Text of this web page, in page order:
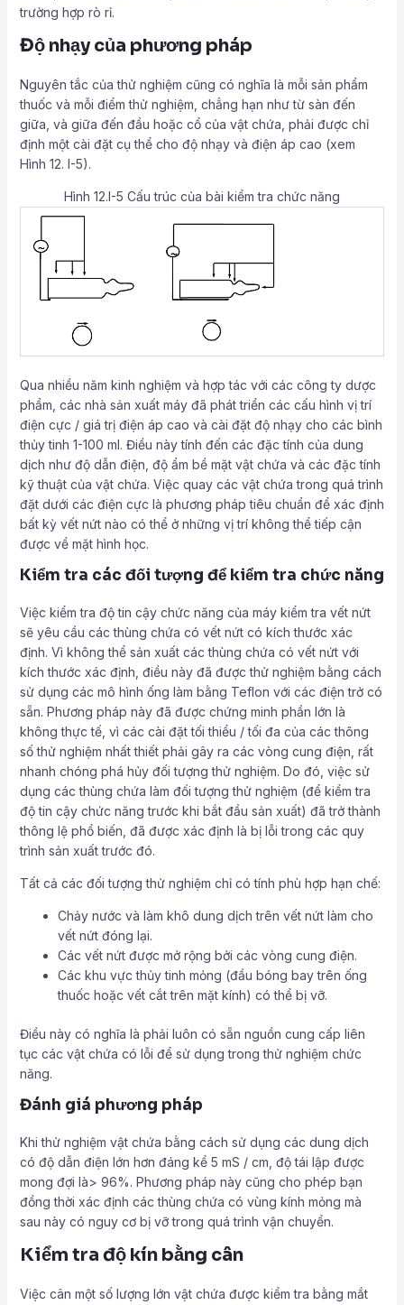
trường hợp rò rỉ.
Độ nhạy của phương pháp
Nguyên tắc của thử nghiệm cũng có nghĩa là mỗi sản phẩm
thuốc và mỗi điểm thử nghiệm, chẳng hạn như từ sàn đến
giữa, và giữa đến đầu hoặc cổ của vật chứa, phải được chỉ
định một cài đặt cụ thể cho độ nhạy và điện áp cao (xem
Hình 12. I-5).
Hình 12.I-5 Cấu trúc của bài kiểm tra chức năng
Qua nhiều năm kinh nghiệm và hợp tác với các công ty dược
phẩm, các nhà sản xuất máy đã phát triển các cấu hình vị trí
điện cực / giá trị điện áp cao và cài đặt độ nhạy cho các bình
thủy tinh 1-100 ml. Điều này tính đến các đặc tính của dung
dịch như độ dẫn điện, độ ẩm bề mặt vật chứa và các đặc tính
kỹ thuật của vật chứa. Việc quay các vật chứa trong quá trình
đặt dưới các điện cực là phương pháp tiêu chuẩn để xác định
bất kỳ vết nứt nào có thể ở những vị trí không thể tiếp cận
được về mặt hình học.
Kiểm tra các đối tượng để kiểm tra chức năng
Việc kiểm tra độ tin cậy chức năng của máy kiểm tra vết nứt
sẽ yêu cầu các thùng chứa có vết nứt có kích thước xác
định. Vì không thể sản xuất các thùng chứa có vết nứt với
kích thước xác định, điều này đã được thử nghiệm bằng cách
sử dụng các mô hình ống làm bằng Teflon với các điện trở có
sẵn. Phương pháp này đã được chứng minh phần lớn là
không thực tế, vì các cài đặt tối thiểu / tối đa của các thông
số thử nghiệm nhất thiết phải gây ra các vòng cung điện, rất
nhanh chóng phá hủy đối tượng thử nghiệm. Do đó, việc sử
dụng các thùng chứa làm đối tượng thử nghiệm (để kiểm tra
độ tin cậy chức năng trước khi bắt đầu sản xuất) đã trở thành
thông lệ phổ biến, đã được xác định là bị lỗi trong các quy
trình sản xuất trước đó.
Tất cả các đối tượng thử nghiệm chỉ có tính phù hợp hạn chế:
Chảy nước và làm khô dung dịch trên vết nứt làm cho
vết nứt đóng lại.
Các vết nứt được mở rộng bởi các vòng cung điện.
Các khu vực thủy tinh mỏng (đầu bóng bay trên ống
thuốc hoặc vết cắt trên mặt kính) có thể bị vỡ.
Điều này có nghĩa là phải luôn có sẵn nguồn cung cấp liên
tục các vật chứa có lỗi để sử dụng trong thử nghiệm chức
năng.
Đánh giá phương pháp
Khi thử nghiệm vật chứa bằng cách sử dụng các dung dịch
có độ dẫn điện lớn hơn đáng kể 5 mS / cm, độ tái lập được
mong đợi là> 96%. Phương pháp này cũng cho phép bạn
đồng thời xác định các thùng chứa có vùng kính mỏng mà
sau này có nguy cơ bị vỡ trong quá trình vận chuyển.
Kiểm tra độ kín bằng cân
Việc cân một số lượng lớn vật chứa được kiểm tra bằng mắt